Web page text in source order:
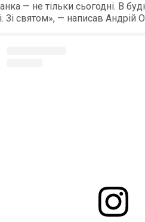
— не тільки сьогодні. В
Зі святом», — написав Андрій